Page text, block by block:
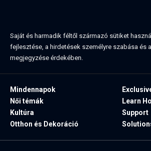
Saját és harmadik féltől származó sütiket
fejlesztése, a hirdetések személyre szabása és
megjegyzése érdekében.
Mindennapok
Női témák
Kultúra
Otthon és Dekoráció
Learn
Support